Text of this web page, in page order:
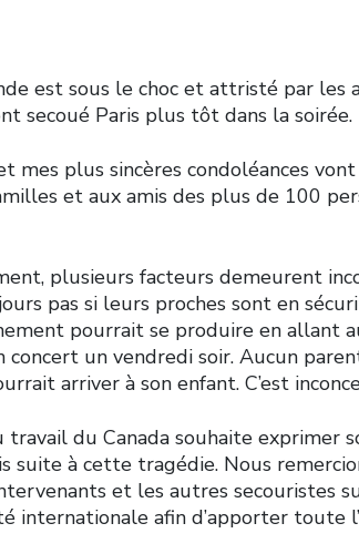
est sous le choc et attristé par les
secoué Paris plus tôt dans la soirée.
mes plus sincères condoléances
et aux amis des plus de 100
plusieurs facteurs demeurent
pas si leurs proches sont en
pourrait se produire en allant
concert un vendredi soir. Aucun
arriver à son enfant. C’est
travail du Canada souhaite exprimer
suite à cette tragédie. Nous
et les autres secouristes
internationale afin d’apporter toute